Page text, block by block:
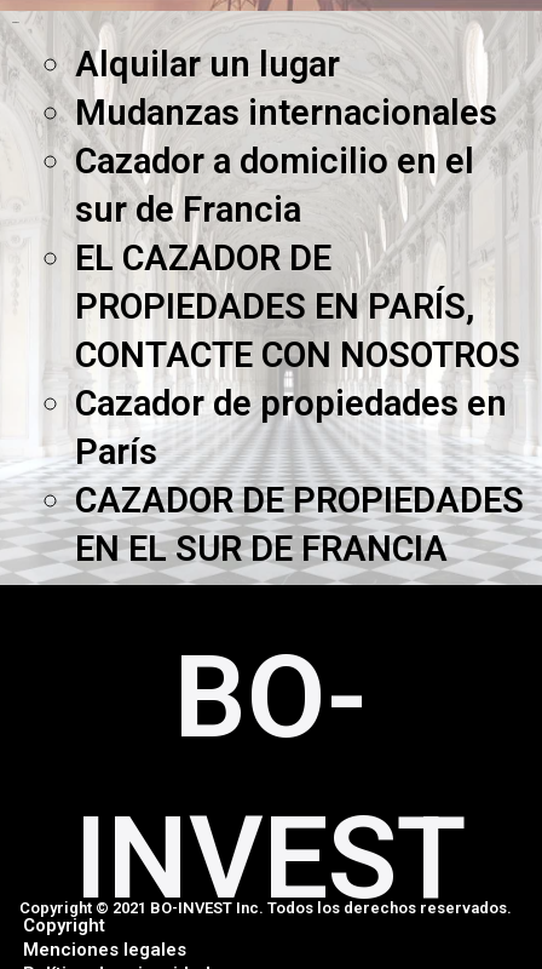
Alquilar un lugar
Mudanzas internacionales
Cazador a domicilio en el
sur de Francia
EL CAZADOR DE
PROPIEDADES EN PARÍS,
CONTACTE CON NOSOTROS
Cazador de propiedades en
París
CAZADOR DE PROPIEDADES
EN EL SUR DE FRANCIA
BO-
INVEST
Copyright © 2021 BO-INVEST Inc. Todos los derechos reservados.
Copyright
Menciones legales